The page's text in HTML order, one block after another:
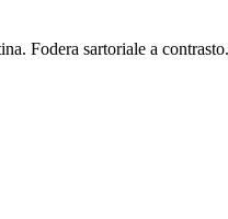
Fodera sartoriale a